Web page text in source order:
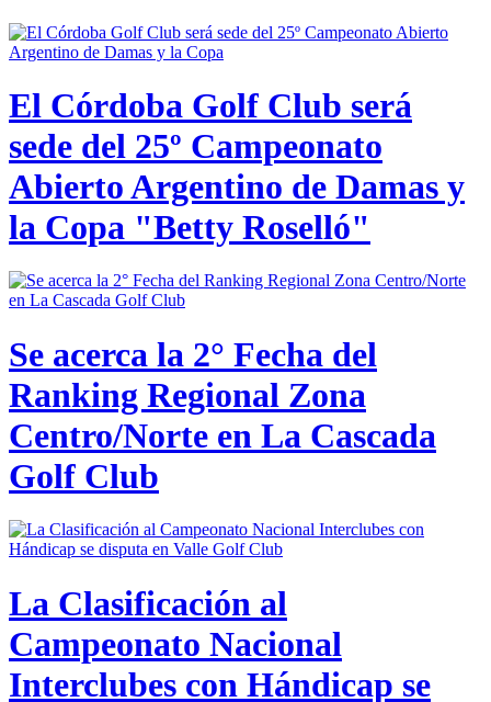
El Córdoba Golf Club será
sede del 25º Campeonato
Abierto Argentino de Damas y
la Copa "Betty Roselló"
Se acerca la 2° Fecha del
Ranking Regional Zona
Centro/Norte en La Cascada
Golf Club
La Clasificación al
Campeonato Nacional
Interclubes con Hándicap se